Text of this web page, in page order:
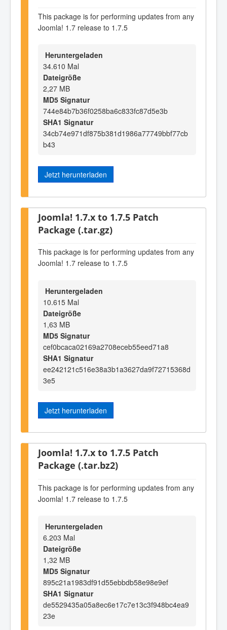
This package is for performing updates from any
Joomla! 1.7 release to 1.7.5
Heruntergeladen
34.610 Mal
Dateigröße
2,27 MB
MD5 Signatur
744e84b7b36f0258ba6c833fc87d5e3b
SHA1 Signatur
34cb74e971df875b381d1986a77749bbf77cb
b43
Jetzt herunterladen
Joomla! 1.7.x to 1.7.5 Patch
Package (.tar.gz)
This package is for performing updates from any
Joomla! 1.7 release to 1.7.5
Heruntergeladen
10.615 Mal
Dateigröße
1,63 MB
MD5 Signatur
cef0bcaca02169a2708eceb55eed71a8
SHA1 Signatur
ee242121c516e38a3b1a3627da9f72715368d
3e5
Jetzt herunterladen
Joomla! 1.7.x to 1.7.5 Patch
Package (.tar.bz2)
This package is for performing updates from any
Joomla! 1.7 release to 1.7.5
Heruntergeladen
6.203 Mal
Dateigröße
1,32 MB
MD5 Signatur
895c21a1983df91d55ebbdb58e98e9ef
SHA1 Signatur
de5529435a05a8ec6e17c7e13c3f948bc4ea9
23e